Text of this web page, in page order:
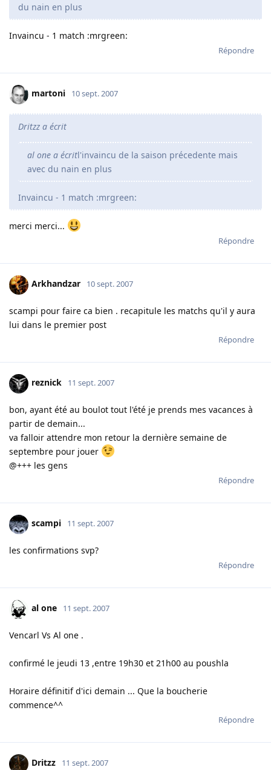
du nain en plus
Invaincu - 1 match :mrgreen:
Répondre
martoni 10 sept. 2007
Dritzz a écrit
al one a écritl'invaincu de la saison précedente mais
avec du nain en plus
Invaincu - 1 match :mrgreen:
merci merci...
Répondre
Arkhandzar 10 sept. 2007
scampi pour faire ca bien . recapitule les matchs qu'il y aura
lui dans le premier post
Répondre
reznick 11 sept. 2007
bon, ayant été au boulot tout l'été je prends mes vacances à
partir de demain...
va falloir attendre mon retour la dernière semaine de
septembre pour jouer
@+++ les gens
Répondre
scampi 11 sept. 2007
les confirmations svp?
Répondre
al one 11 sept. 2007
Vencarl Vs Al one .
confirmé le jeudi 13 ,entre 19h30 et 21h00 au poushla
Horaire définitif d'ici demain ... Que la boucherie
commence^^
Répondre
Dritzz 11 sept. 2007